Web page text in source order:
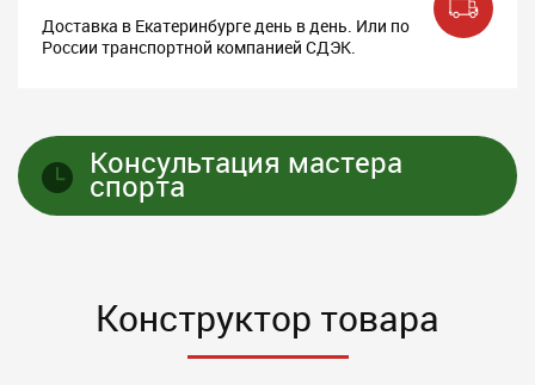
Доставка в Екатеринбурге день в день. Или по
России транспортной компанией СДЭК.
Консультация мастера
спорта
Конструктор товара